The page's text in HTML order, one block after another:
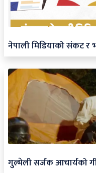
नेपाली मिडियाको संकट र
गुल्मेली सर्जक आचार्यको